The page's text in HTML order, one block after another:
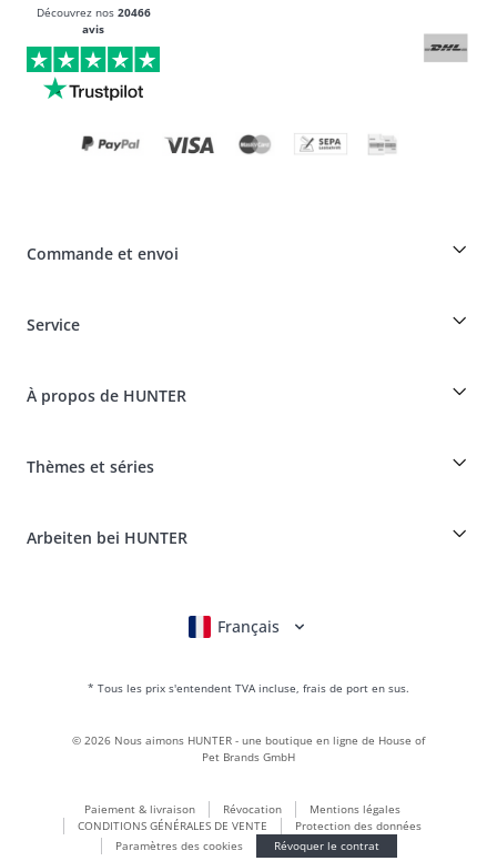
Découvrez nos 20466
avis
Commande et envoi
Spéciaux pour les professionnels du chien
Informations sur la livraison
Réclamer et renvoyer des produits
Service
Tableau des races
Assurance maladie pour animaux
À propos de HUNTER
It*s a family Business
Le cuir est notre passion
Thèmes et séries
BVB Dortmund
Monde des cadeaux
Vêtements pour chiens
Maldon
Arbeiten bei HUNTER
* Tous les prix s'entendent TVA incluse, frais de port en sus.
Deutsch
English
Italiano
Nederlands
Français
Paiement & livraison Révocation
Mentions légales
CONDITIONS GÉNÉRALES DE VENTE
Protection des données
Paramètres des cookies
Révoquer le contrat
© 2026 Nous aimons HUNTER - une boutique en ligne de House of
Pet Brands GmbH